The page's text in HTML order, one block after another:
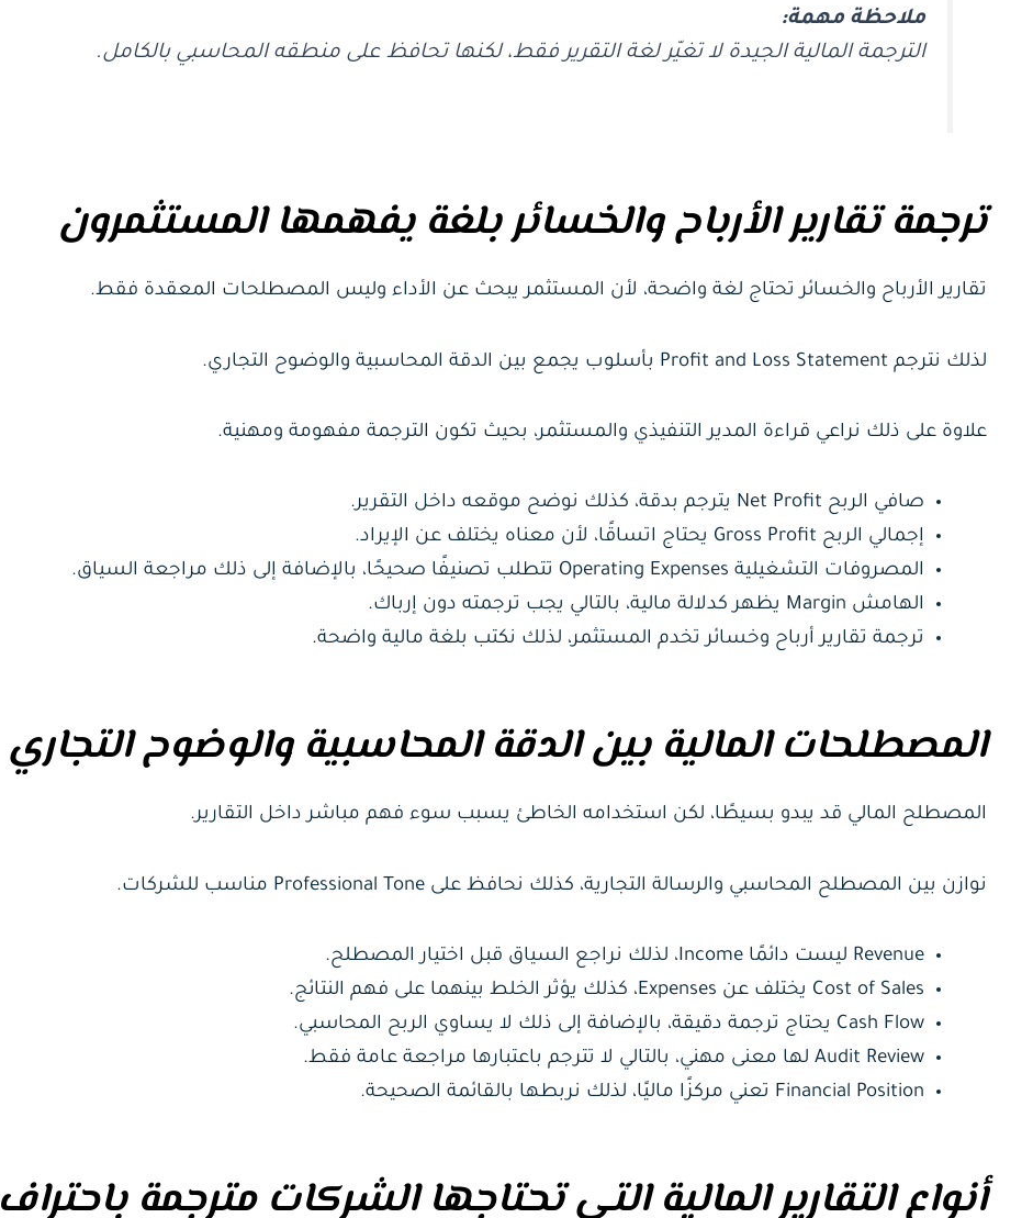
ملاحظة مهمة:
الترجمة المالية الجيدة لا تغيّر لغة التقرير فقط، لكنها تحافظ على منطقه المحاسبي بالكامل.
ترجمة تقارير الأرباح والخسائر بلغة يفهمها المستثمرون
تقارير الأرباح والخسائر تحتاج لغة واضحة، لأن المستثمر يبحث عن الأداء وليس المصطلحات المعقدة فقط.
لذلك نترجم Profit and Loss Statement بأسلوب يجمع بين الدقة المحاسبية والوضوح التجاري.
علاوة على ذلك نراعي قراءة المدير التنفيذي والمستثمر، بحيث تكون الترجمة مفهومة ومهنية.
صافي الربح Net Profit يترجم بدقة، كذلك نوضح موقعه داخل التقرير.
إجمالي الربح Gross Profit يحتاج اتساقًا، لأن معناه يختلف عن الإيراد.
المصروفات التشغيلية Operating Expenses تتطلب تصنيفًا صحيحًا، بالإضافة إلى ذلك مراجعة السياق.
الهامش Margin يظهر كدلالة مالية، بالتالي يجب ترجمته دون إرباك.
ترجمة تقارير أرباح وخسائر تخدم المستثمر، لذلك نكتب بلغة مالية واضحة.
المصطلحات المالية بين الدقة المحاسبية والوضوح التجاري
المصطلح المالي قد يبدو بسيطًا، لكن استخدامه الخاطئ يسبب سوء فهم مباشر داخل التقارير.
نوازن بين المصطلح المحاسبي والرسالة التجارية، كذلك نحافظ على Professional Tone مناسب للشركات.
Revenue ليست دائمًا Income، لذلك نراجع السياق قبل اختيار المصطلح.
Cost of Sales يختلف عن Expenses، كذلك يؤثر الخلط بينهما على فهم النتائج.
Cash Flow يحتاج ترجمة دقيقة، بالإضافة إلى ذلك لا يساوي الربح المحاسبي.
Audit Review لها معنى مهني، بالتالي لا تترجم باعتبارها مراجعة عامة فقط.
Financial Position تعني مركزًا ماليًا، لذلك نربطها بالقائمة الصحيحة.
أنواع التقارير المالية التي تحتاجها الشركات مترجمة باحتراف